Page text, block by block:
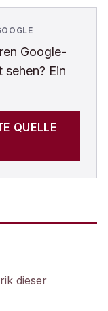
Google-
Ein
QUELLE
dieser